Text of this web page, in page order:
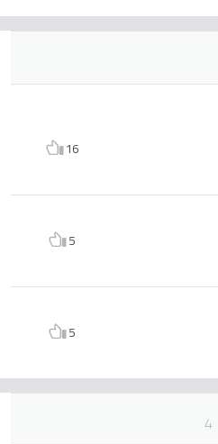
16
5
5
4